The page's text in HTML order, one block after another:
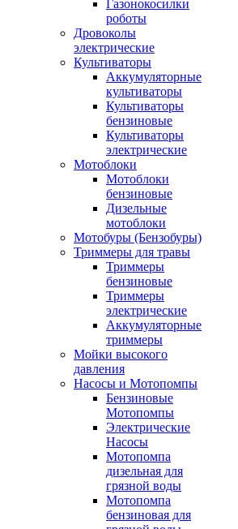
Газонокосилки
роботы
Дровоколы
электрические
Культиваторы
Аккумуляторные
культиваторы
Культиваторы
бензиновые
Культиваторы
электрические
Мотоблоки
Мотоблоки
бензиновые
Дизельные
мотоблоки
Мотобуры (Бензобуры)
Триммеры для травы
Триммеры
бензиновые
Триммеры
электрические
Аккумуляторные
триммеры
Мойки высокого
давления
Насосы и Мотопомпы
Бензиновые
Мотопомпы
Электрические
Насосы
Мотопомпа
дизельная для
грязной воды
Мотопомпа
бензиновая для